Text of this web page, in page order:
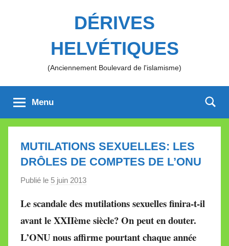
DÉRIVES
HELVÉTIQUES
(Anciennement Boulevard de l'islamisme)
Menu
MUTILATIONS SEXUELLES: LES
DRÔLES DE COMPTES DE L’ONU
Publié le 5 juin 2013
r
M
Le scandale des mutilations sexuelles finira-t-il
avant le XXIIème siècle? On peut en douter.
L’ONU nous affirme pourtant chaque année